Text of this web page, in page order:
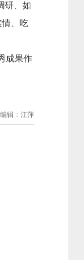
研、如
情、吃
成果作
辑：江萍